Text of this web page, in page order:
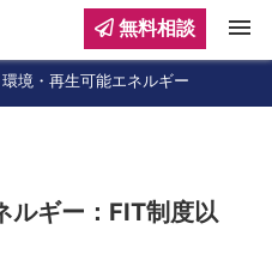
環境・再生可能エネルギー
ルギー：FIT制度以
無料相談 menu